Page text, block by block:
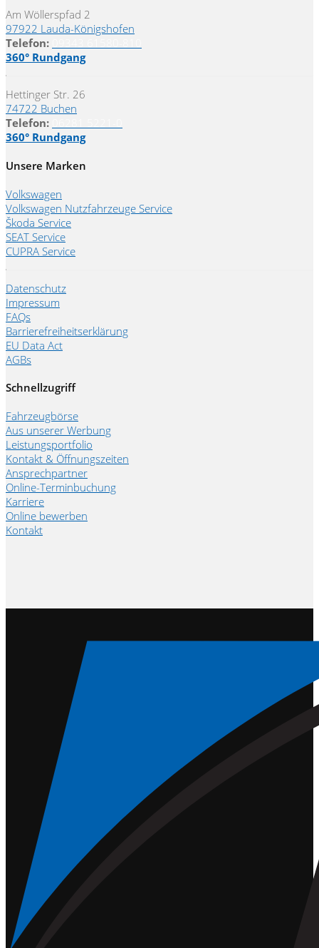
Am Wöllerspfad 2
97922 Lauda-Königshofen
Telefon:
360° Rundgang
Hettinger Str. 26
74722 Buchen
Telefon:
360° Rundgang
Unsere Marken
Volkswagen
Volkswagen Nutzfahrzeuge Service
Škoda Service
SEAT Service
CUPRA Service
Datenschutz
Impressum
FAQs
Barrierefreiheitserklärung
EU Data Act
AGBs
Schnellzugriff
Fahrzeugbörse
Aus unserer Werbung
Leistungsportfolio
Kontakt & Öffnungszeiten
Ansprechpartner
Online-Terminbuchung
Karriere
Online bewerben
Kontakt